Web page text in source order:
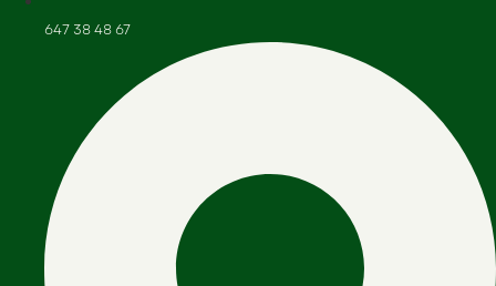
647 38 48 67